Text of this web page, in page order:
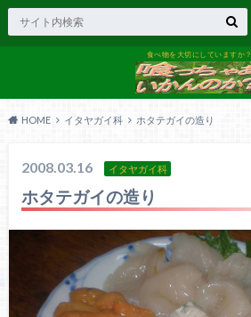
食べ物を大切にしていますか？
HOME イタヤガイ科 ホタテガイの造り
2008.03.16 イタヤガイ科
ホタテガイの造り